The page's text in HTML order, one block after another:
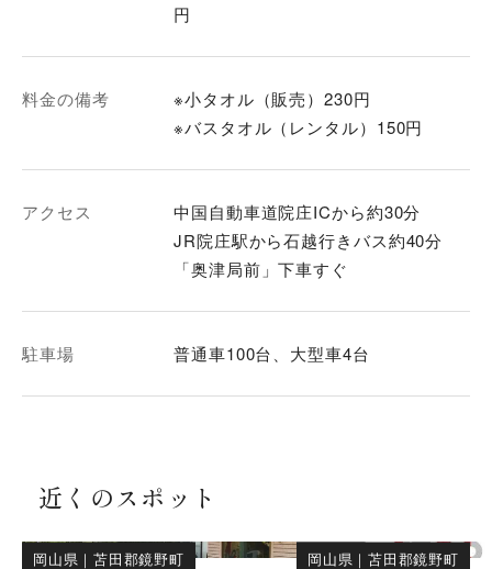
円
料金の備考
※小タオル（販売）230円
※バスタオル（レンタル）150円
アクセス
中国自動車道院庄ICから約30分
JR院庄駅から石越行きバス約40分
「奥津局前」下車すぐ
駐車場 普通車100台、大型車4台
近くのスポット
岡山県 ｜苫田郡鏡野町 岡山県 ｜苫田郡鏡野町